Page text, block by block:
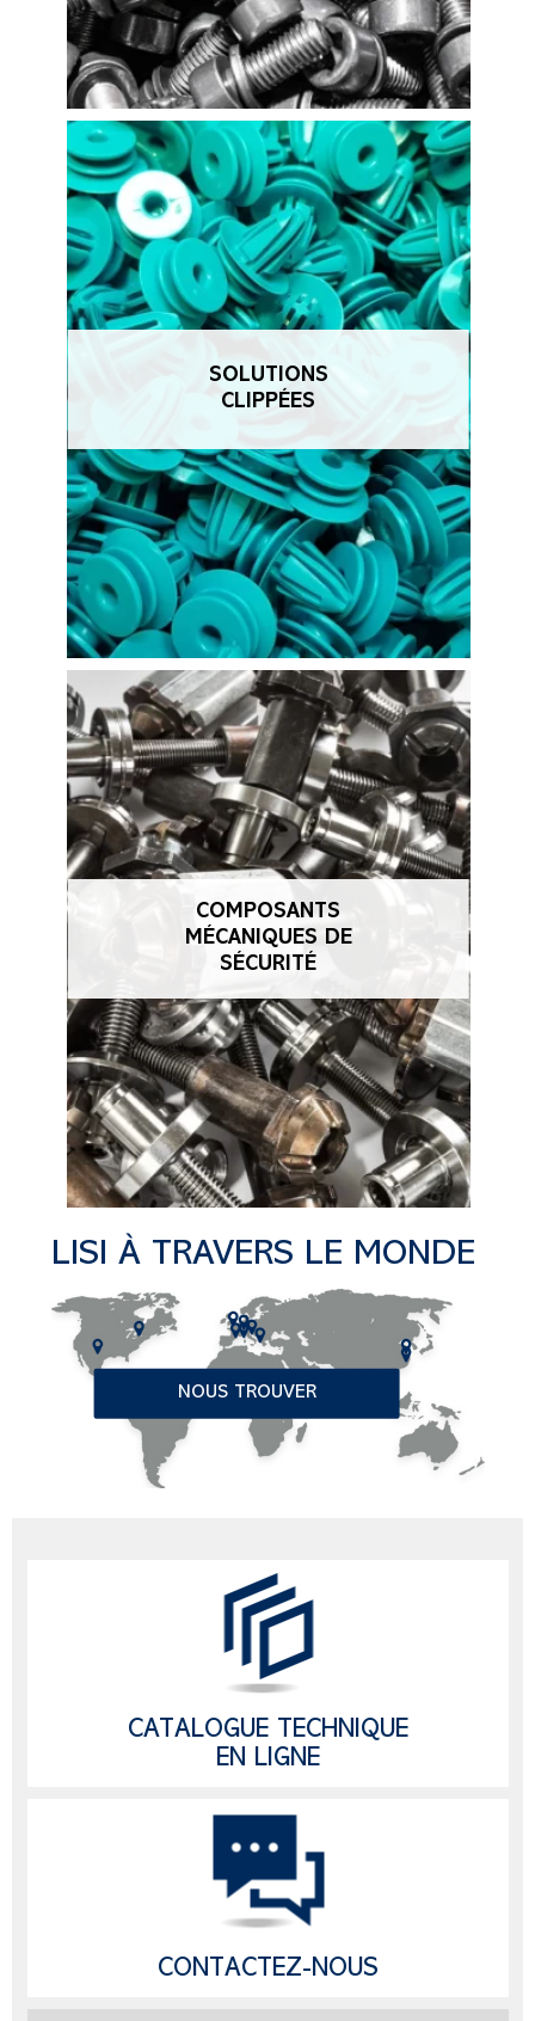
SOLUTIONS
CLIPPÉES
COMPOSANTS
MÉCANIQUES DE
SÉCURITÉ
LISI À TRAVERS LE MONDE
NOUS TROUVER
CATALOGUE TECHNIQUE
EN LIGNE
CONTACTEZ-NOUS